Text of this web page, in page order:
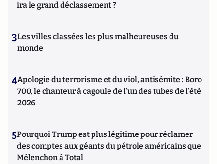
ira le grand déclassement ?
3Les villes classées les plus malheureuses du
monde
4Apologie du terrorisme et du viol, antisémite : Boro
700, le chanteur à cagoule de l’un des tubes de l’été
2026
5Pourquoi Trump est plus légitime pour réclamer
des comptes aux géants du pétrole américains que
Mélenchon à Total